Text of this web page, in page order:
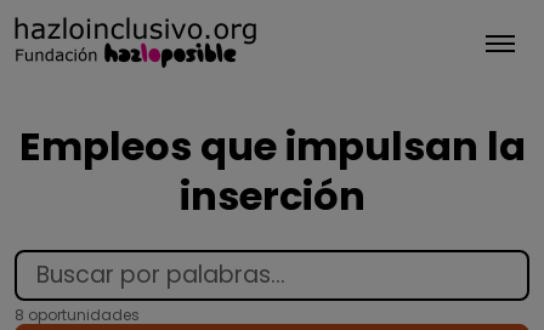
Empleos que impulsan la
inserción
8 oportunidades